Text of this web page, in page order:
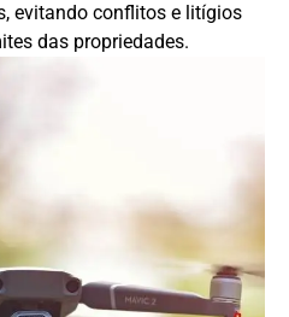
evitando conflitos e litígios
das propriedades.